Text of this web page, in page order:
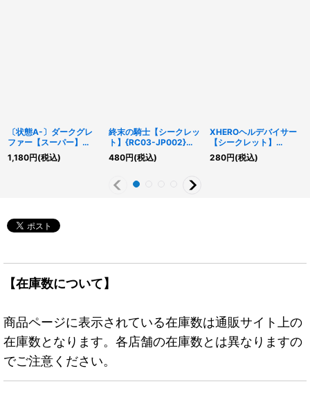
〔状態A-〕ダークグレ
ファー【スーパー】
{19SP-JP603}《モンス
ター》
1,180円(税込)
終末の騎士【シークレッ
ト】{RC03-JP002}
《モンスター》
480円(税込)
XHEROヘルデバイサー
【シークレット】
{QCCU-JP186}《リン
ク》
280円(税込)
【在庫数について】
商品ページに表示されている在庫数は通販サイト上の
在庫数となります。各店舗の在庫数とは異なりますの
でご注意ください。